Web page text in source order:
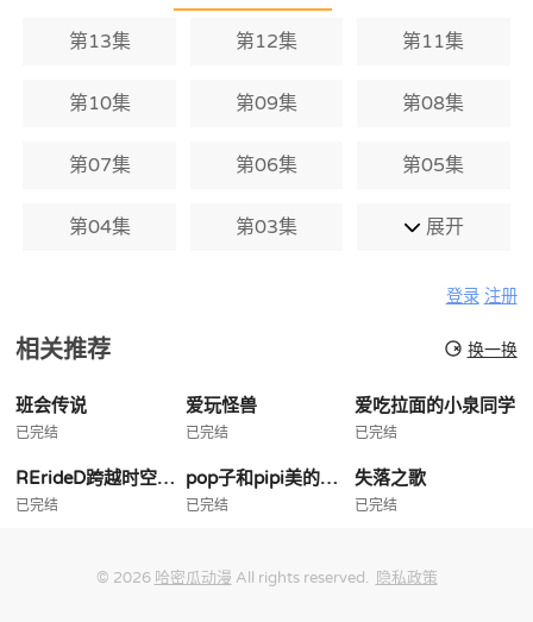
第13集 第12集 第11集
第10集 第09集 第08集
第07集 第06集 第05集
第04集 第03集 展开
登录 注册
相关推荐 换一换
班会传说
已完结
爱玩怪兽
已完结
爱吃拉面的小泉同学
已完结
RErideD跨越时空的德里达
已完结
pop子和pipi美的日常
已完结
失落之歌
已完结
© 2026 哈密瓜动漫 All rights reserved. 隐私政策